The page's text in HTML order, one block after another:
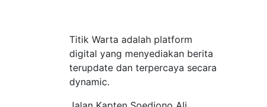
Titik Warta adalah platform
digital yang menyediakan berita
terupdate dan terpercaya secara
dynamic.